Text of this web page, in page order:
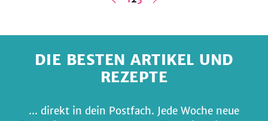
vorherigeSeit
DIE BESTEN ARTIKEL UND
REZEPTE
... direkt in dein Postfach. Jede Woche neue